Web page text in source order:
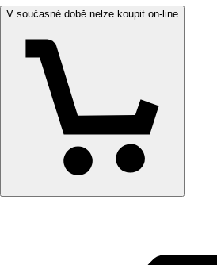
V současné době nelze koupit on-line